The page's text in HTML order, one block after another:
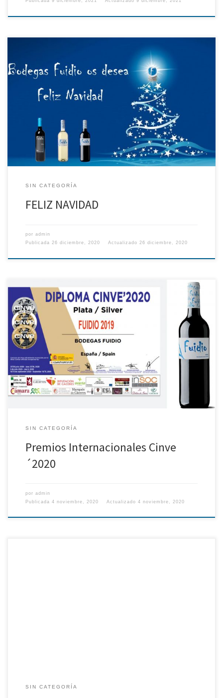
SIN CATEGORÍA
FELIZ NAVIDAD
por admin
Publicada 26 diciembre, 2020 Actualizado 26 diciembre, 2020
SIN CATEGORÍA
Premios Internacionales Cinve
´2020
por admin
Publicada 4 noviembre, 2020 Actualizado 4 noviembre, 2020
SIN CATEGORÍA